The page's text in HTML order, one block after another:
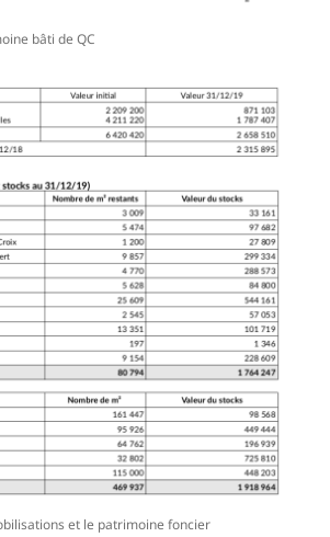
bâti de QC
et le patrimoine foncier